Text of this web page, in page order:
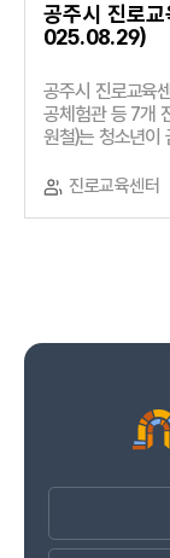
공주시 진로
025.08.29)
공주시 진로교육
공체험관 등 7개
원철)는 청소년이
진로교육센터